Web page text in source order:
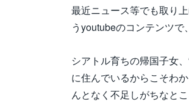
最近ニュース等でも取り
うyoutubeのコンテンツで
シアトル育ちの帰国子女
に住んでいるからこそわ
んとなく不足しがちなと